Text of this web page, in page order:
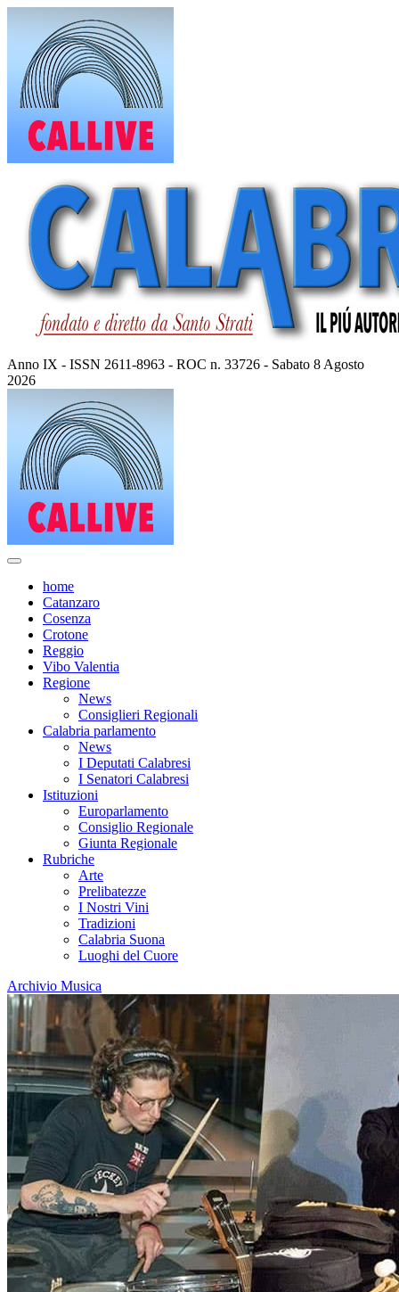
contenuto
Anno IX - ISSN 2611-8963 - ROC n. 33726 - Sabato 8 Agosto
2026
home
Catanzaro
Cosenza
Crotone
Reggio
Vibo Valentia
Regione
News
Consiglieri Regionali
Calabria parlamento
News
I Deputati Calabresi
I Senatori Calabresi
Istituzioni
Europarlamento
Consiglio Regionale
Giunta Regionale
Rubriche
Arte
Prelibatezze
I Nostri Vini
Tradizioni
Calabria Suona
Luoghi del Cuore
Archivio Musica